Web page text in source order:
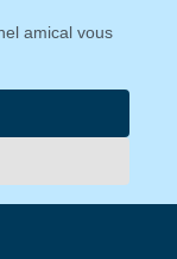
amical vous